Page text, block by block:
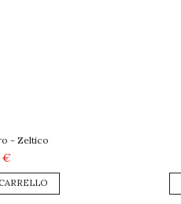
- Zeltico
€